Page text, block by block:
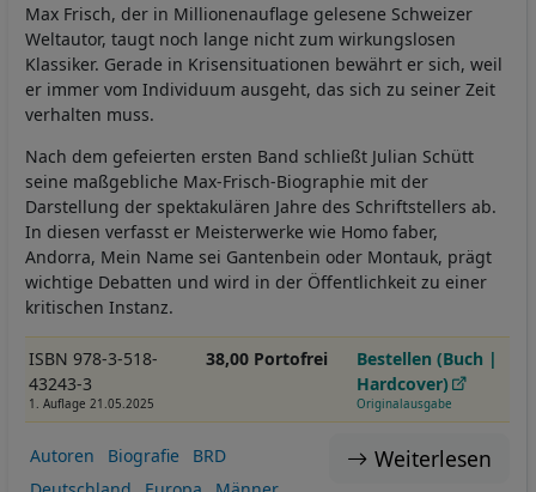
Max Frisch, der in Millionenauflage gelesene Schweizer
Weltautor, taugt noch lange nicht zum wirkungslosen
Klassiker. Gerade in Krisensituationen bewährt er sich, weil
er immer vom Individuum ausgeht, das sich zu seiner Zeit
verhalten muss.
Nach dem gefeierten ersten Band schließt Julian Schütt
seine maßgebliche Max-Frisch-Biographie mit der
Darstellung der spektakulären Jahre des Schriftstellers ab.
In diesen verfasst er Meisterwerke wie Homo faber,
Andorra, Mein Name sei Gantenbein oder Montauk, prägt
wichtige Debatten und wird in der Öffentlichkeit zu einer
kritischen Instanz.
ISBN 978-3-518-
43243-3
1. Auflage 21.05.2025
38,00 Portofrei
Bestellen (Buch |
Hardcover)
Originalausgabe
Weiterlesen
Autoren Biografie
BRD